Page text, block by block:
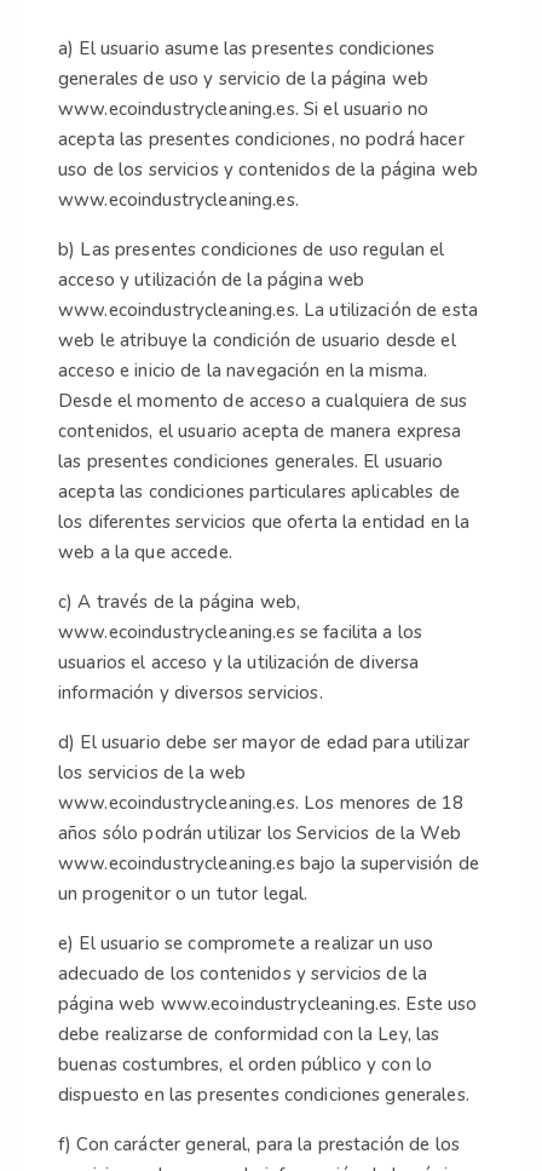
a) El usuario asume las presentes condiciones
generales de uso y servicio de la página web
www.ecoindustrycleaning.es. Si el usuario no
acepta las presentes condiciones, no podrá hacer
uso de los servicios y contenidos de la página web
www.ecoindustrycleaning.es.
b) Las presentes condiciones de uso regulan el
acceso y utilización de la página web
www.ecoindustrycleaning.es. La utilización de esta
web le atribuye la condición de usuario desde el
acceso e inicio de la navegación en la misma.
Desde el momento de acceso a cualquiera de sus
contenidos, el usuario acepta de manera expresa
las presentes condiciones generales. El usuario
acepta las condiciones particulares aplicables de
los diferentes servicios que oferta la entidad en la
web a la que accede.
c) A través de la página web,
www.ecoindustrycleaning.es se facilita a los
usuarios el acceso y la utilización de diversa
información y diversos servicios.
d) El usuario debe ser mayor de edad para utilizar
los servicios de la web
www.ecoindustrycleaning.es. Los menores de 18
años sólo podrán utilizar los Servicios de la Web
www.ecoindustrycleaning.es bajo la supervisión de
un progenitor o un tutor legal.
e) El usuario se compromete a realizar un uso
adecuado de los contenidos y servicios de la
página web www.ecoindustrycleaning.es. Este uso
debe realizarse de conformidad con la Ley, las
buenas costumbres, el orden público y con lo
dispuesto en las presentes condiciones generales.
f) Con carácter general, para la prestación de los